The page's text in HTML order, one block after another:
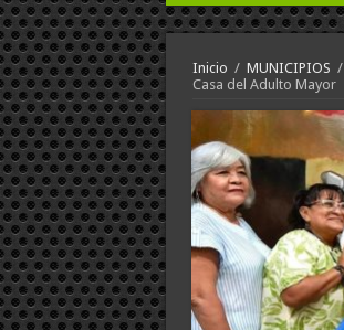
Inicio / MUNICIPIOS /
Casa del Adulto Mayor